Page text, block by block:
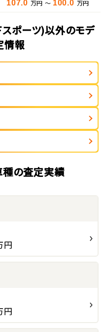
107.0 万円 ～ 100.0 万円
スポーツ)以外のモデ
情報
種の査定実績
円
円